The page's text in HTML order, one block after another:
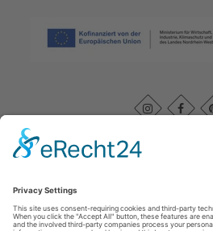
Rothaarsteigverein e. V. Im Ohle 12